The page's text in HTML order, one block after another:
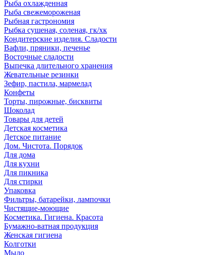
Рыба охлажденная
Рыба свежемороженая
Рыбная гастрономия
Рыбка сушеная, соленая, гк/хк
Кондитерские изделия. Сладости
Вафли, пряники, печенье
Восточные сладости
Выпечка длительного хранения
Жевательные резинки
Зефир, пастила, мармелад
Конфеты
Торты, пирожные, бисквиты
Шоколад
Товары для детей
Детская косметика
Детское питание
Дом. Чистота. Порядок
Для дома
Для кухни
Для пикника
Для стирки
Упаковка
Фильтры, батарейки, лампочки
Чистящие-моющие
Косметика. Гигиена. Красота
Бумажно-ватная продукция
Женская гигиена
Колготки
Мыло